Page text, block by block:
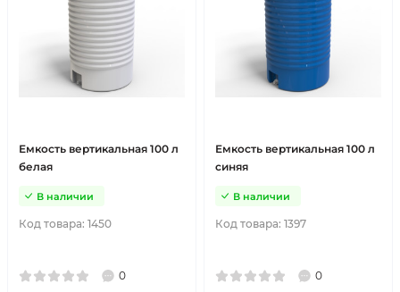
Емкость вертикальная 100 л
белая
Код товара: 1450
В наличии
0
Емкость вертикальная 100 л
синяя
Код товара: 1397
В наличии
0